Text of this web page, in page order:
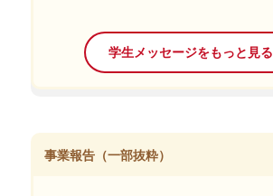
学生メッセージをもっと見る
事業報告（一部抜粋）